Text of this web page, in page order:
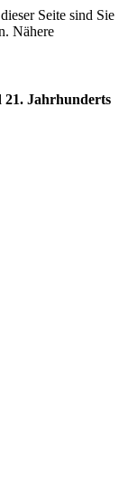
Seite sind Sie
Nähere
21. Jahrhunderts